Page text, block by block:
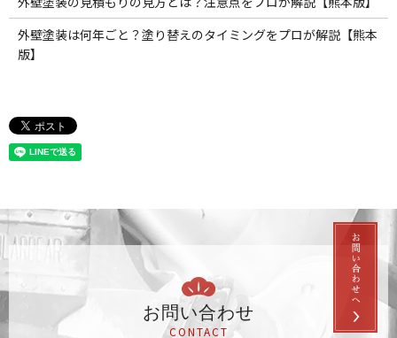
外壁塗装は何年ごと？塗り替えのタイミングをプロが解説【熊本
版】
お問い合わせ
CONTACT